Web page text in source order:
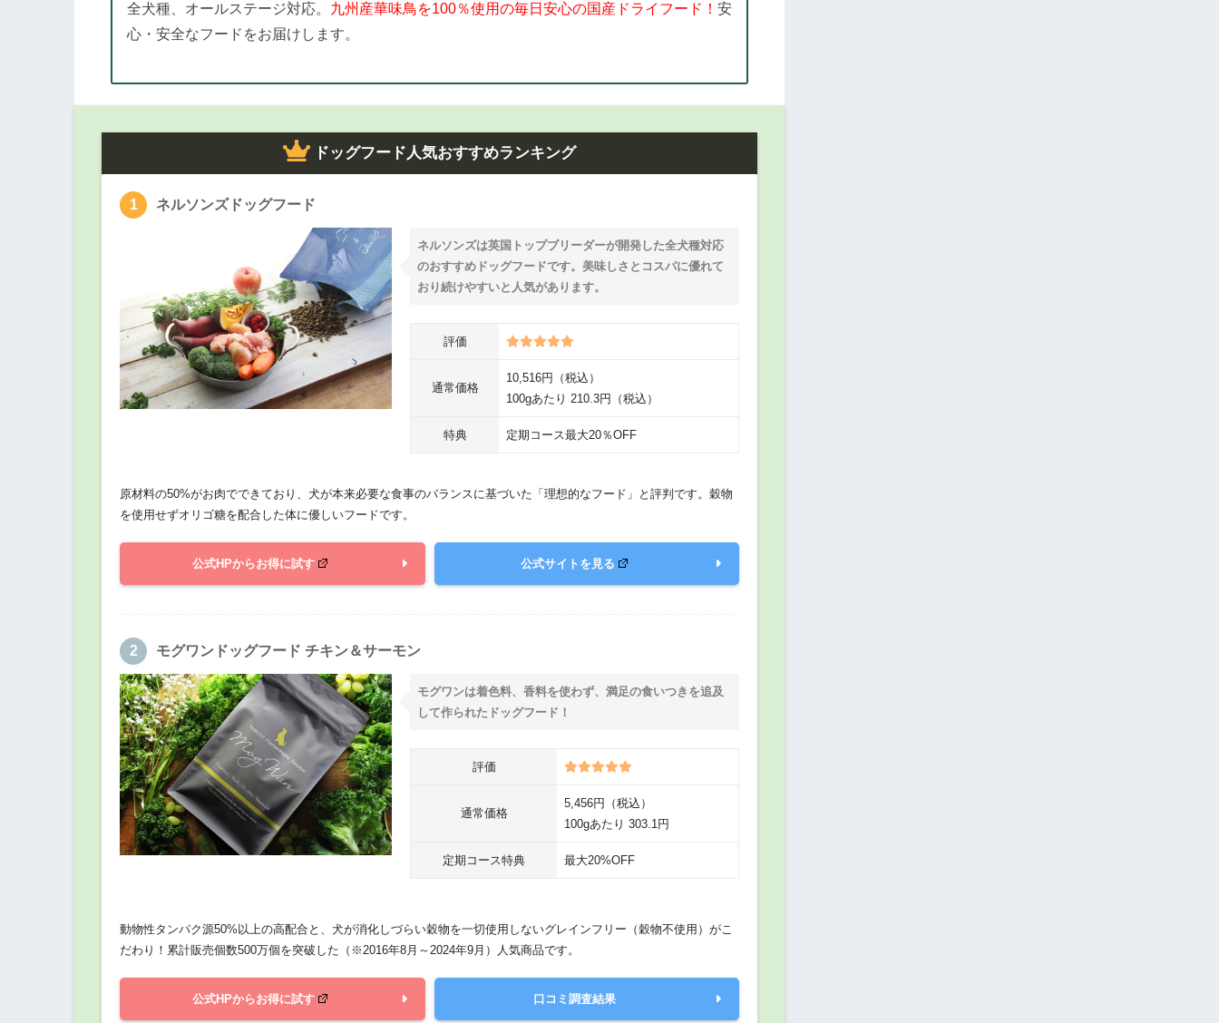
全犬種、オールステージ対応。 九州産華味鳥を100％使用の毎日安心の国産ドライフード！ 安
心・安全なフードをお届けします。
ドッグフード人気おすすめランキング
ネルソンズドッグフード
ネルソンズは英国トップブリーダーが開発した全犬種対応
のおすすめドッグフードです。美味しさとコスパに優れて
おり続けやすいと人気があります。
評価
通常価格
10,516円（税込）
100gあたり 210.3円（税込）
特典 定期コース最大20％OFF
原材料の50%がお肉でできており、犬が本来必要な食事のバランスに基づいた「理想的なフード」と評判です。穀物
を使用せずオリゴ糖を配合した体に優しいフードです。
公式HPからお得に試す 公式サイトを見る
モグワンドッグフード チキン＆サーモン
モグワンは着色料、香料を使わず、満足の食いつきを追及
して作られたドッグフード！
評価
通常価格
5,456円（税込）
100gあたり 303.1円
定期コース特典 最大20%OFF
動物性タンパク源50%以上の高配合と、犬が消化しづらい穀物を一切使用しないグレインフリー（穀物不使用）がこ
だわり！累計販売個数500万個を突破した（※2016年8月～2024年9月）人気商品です。
公式HPからお得に試す 口コミ調査結果